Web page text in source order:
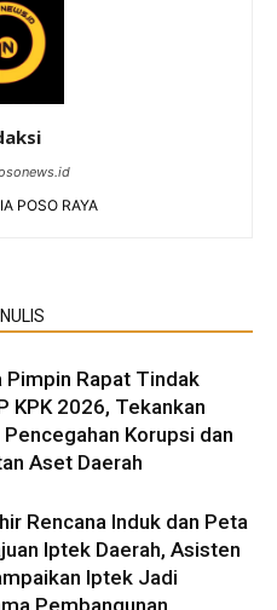
POSO RAYA
Pimpin Rapat Tindak
KPK 2026, Tekankan
Korupsi dan
Aset Daerah
Rencana Induk dan Peta
Iptek Daerah, Asisten
Iptek Jadi